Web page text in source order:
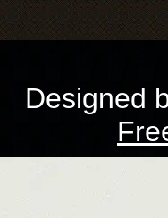
Designed